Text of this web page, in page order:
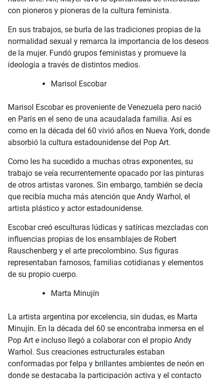
con pioneros y pioneras de la cultura feminista.
En sus trabajos, se burla de las tradiciones propias de la
normalidad sexual y remarca la importancia de los deseos
de la mujer. Fundó grupos feministas y promueve la
ideología a través de distintos medios.
Marisol Escobar
Marisol Escobar es proveniente de Venezuela pero nació
en París en el seno de una acaudalada familia. Así es
como en la década del 60 vivió años en Nueva York, donde
absorbió la cultura estadounidense del Pop Art.
Como les ha sucedido a muchas otras exponentes, su
trabajo se veía recurrentemente opacado por las pinturas
de otros artistas varones. Sin embargo, también se decía
que recibía mucha más atención que Andy Warhol, el
artista plástico y actor estadounidense.
Escobar creó esculturas lúdicas y satíricas mezcladas con
influencias propias de los ensamblajes de Robert
Rauschenberg y el arte precolombino. Sus figuras
representaban famosos, familias cotidianas y elementos
de su propio cuerpo.
Marta Minujín
La artista argentina por excelencia, sin dudas, es Marta
Minujín. En la década del 60 se encontraba inmersa en el
Pop Art e incluso llegó a colaborar con el propio Andy
Warhol. Sus creaciones estructurales estaban
conformadas por felpa y brillantes ambientes de neón en
donde se destacaba la participación activa y el contacto